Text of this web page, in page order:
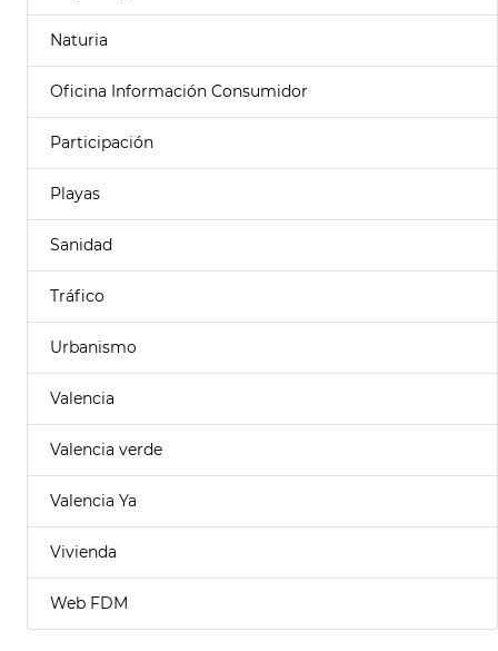
Naturia
Oficina Información Consumidor
Participación
Playas
Sanidad
Tráfico
Urbanismo
Valencia
Valencia verde
Valencia Ya
Vivienda
Web FDM